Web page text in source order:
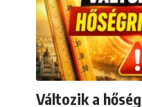
Változik a